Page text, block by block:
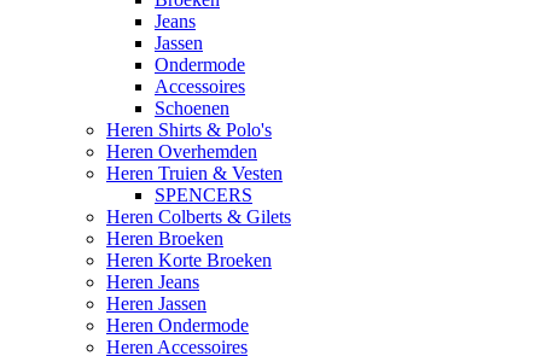
Jeans
Jassen
Ondermode
Accessoires
Schoenen
Heren Shirts & Polo's
Heren Overhemden
Heren Truien & Vesten
SPENCERS
Heren Colberts & Gilets
Heren Broeken
Heren Korte Broeken
Heren Jeans
Heren Jassen
Heren Ondermode
Heren Accessoires